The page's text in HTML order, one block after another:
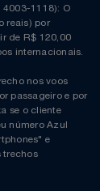
4003-1118): O
reais) por
de R$ 120,00
internacionais.
nos voos
passageiro e por
se o cliente
número Azul
e
trechos